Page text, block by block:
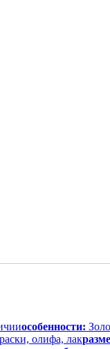
особенности:
олифа, лак